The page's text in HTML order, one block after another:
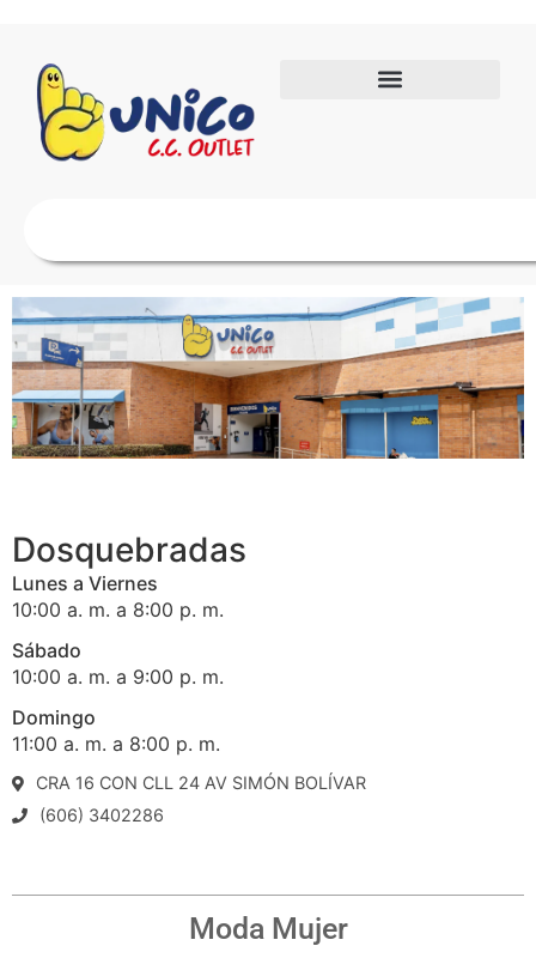
Dosquebradas
Lunes a Viernes
10:00 a. m. a 8:00 p. m.
Sábado
10:00 a. m. a 9:00 p. m.
Domingo
11:00 a. m. a 8:00 p. m.
CRA 16 CON CLL 24 AV SIMÓN BOLÍVAR
(606) 3402286
Moda Mujer